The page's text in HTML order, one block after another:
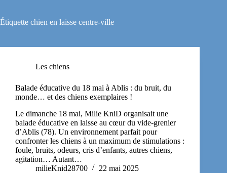
Étiquette chien en laisse centre-ville
Les chiens
Balade éducative du 18 mai à Ablis : du bruit, du
monde… et des chiens exemplaires !
Le dimanche 18 mai, Milie KniD organisait une
balade éducative en laisse au cœur du vide-grenier
d’Ablis (78). Un environnement parfait pour
confronter les chiens à un maximum de stimulations :
foule, bruits, odeurs, cris d’enfants, autres chiens,
agitation… Autant…
milieKnid28700
22 mai 2025